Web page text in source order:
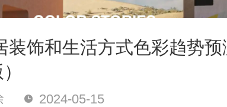
装饰和生活方式色彩趋势预
2024-05-15